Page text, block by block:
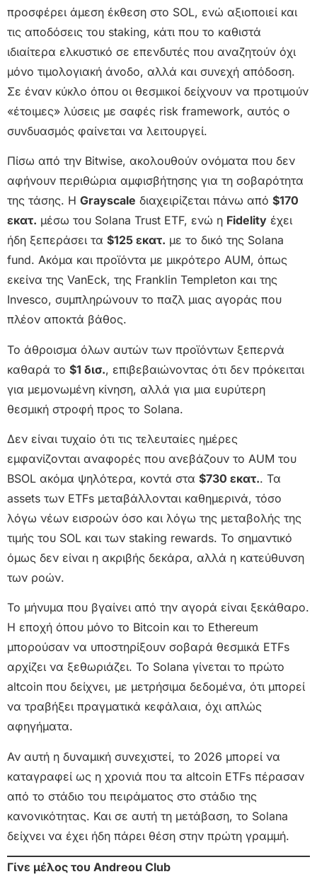
προσφέρει άμεση έκθεση στο SOL, ενώ αξιοποιεί και
τις αποδόσεις του staking, κάτι που το καθιστά
ιδιαίτερα ελκυστικό σε επενδυτές που αναζητούν όχι
μόνο τιμολογιακή άνοδο, αλλά και συνεχή απόδοση.
Σε έναν κύκλο όπου οι θεσμικοί δείχνουν να προτιμούν
«έτοιμες» λύσεις με σαφές risk framework, αυτός ο
συνδυασμός φαίνεται να λειτουργεί.
Πίσω από την Bitwise, ακολουθούν ονόματα που δεν
αφήνουν περιθώρια αμφισβήτησης για τη σοβαρότητα
της τάσης. Η Grayscale διαχειρίζεται πάνω από $170
εκατ. μέσω του Solana Trust ETF, ενώ η Fidelity έχει
ήδη ξεπεράσει τα $125 εκατ. με το δικό της Solana
fund. Ακόμα και προϊόντα με μικρότερο AUM, όπως
εκείνα της VanEck, της Franklin Templeton και της
Invesco, συμπληρώνουν το παζλ μιας αγοράς που
πλέον αποκτά βάθος.
Το άθροισμα όλων αυτών των προϊόντων ξεπερνά
καθαρά το $1 δισ., επιβεβαιώνοντας ότι δεν πρόκειται
για μεμονωμένη κίνηση, αλλά για μια ευρύτερη
θεσμική στροφή προς το Solana.
Δεν είναι τυχαίο ότι τις τελευταίες ημέρες
εμφανίζονται αναφορές που ανεβάζουν το AUM του
BSOL ακόμα ψηλότερα, κοντά στα $730 εκατ.. Τα
assets των ETFs μεταβάλλονται καθημερινά, τόσο
λόγω νέων εισροών όσο και λόγω της μεταβολής της
τιμής του SOL και των staking rewards. Το σημαντικό
όμως δεν είναι η ακριβής δεκάρα, αλλά η κατεύθυνση
των ροών.
Το μήνυμα που βγαίνει από την αγορά είναι ξεκάθαρο.
Η εποχή όπου μόνο το Bitcoin και το Ethereum
μπορούσαν να υποστηρίξουν σοβαρά θεσμικά ETFs
αρχίζει να ξεθωριάζει. Το Solana γίνεται το πρώτο
altcoin που δείχνει, με μετρήσιμα δεδομένα, ότι μπορεί
να τραβήξει πραγματικά κεφάλαια, όχι απλώς
αφηγήματα.
Αν αυτή η δυναμική συνεχιστεί, το 2026 μπορεί να
καταγραφεί ως η χρονιά που τα altcoin ETFs πέρασαν
από το στάδιο του πειράματος στο στάδιο της
κανονικότητας. Και σε αυτή τη μετάβαση, το Solana
δείχνει να έχει ήδη πάρει θέση στην πρώτη γραμμή.
Γίνε μέλος του Andreou Club